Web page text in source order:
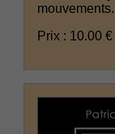
Prix : 10.00 €